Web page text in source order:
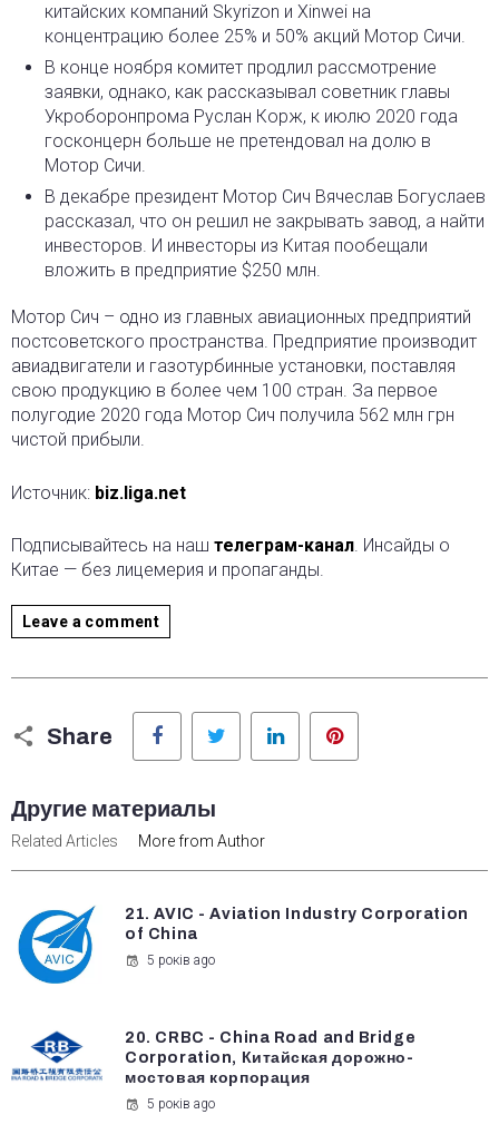
китайских компаний Skyrizon и Xinwei на
концентрацию более 25% и 50% акций Мотор Сичи.
В конце ноября комитет продлил рассмотрение
заявки, однако, как рассказывал советник главы
Укроборонпрома Руслан Корж, к июлю 2020 года
госконцерн больше не претендовал на долю в
Мотор Сичи.
В декабре президент Мотор Сич Вячеслав Богуслаев
рассказал, что он решил не закрывать завод, а найти
инвесторов. И инвесторы из Китая пообещали
вложить в предприятие $250 млн.
Мотор Сич – одно из главных авиационных предприятий
постсоветского пространства. Предприятие производит
авиадвигатели и газотурбинные установки, поставляя
свою продукцию в более чем 100 стран. За первое
полугодие 2020 года Мотор Сич получила 562 млн грн
чистой прибыли.
Источник: biz.liga.net
Подписывайтесь на наш телеграм-канал. Инсайды о
Китае — без лицемерия и пропаганды.
Leave a comment
Share
Facebook Twitter LinkedIn
Другие материалы
Related Articles More from Author
21. AVIC - Aviation Industry Corporation
of China
5 років ago
20. CRBC - China Road and Bridge
Corporation, Китайская дорожно-
мостовая корпорация
5 років ago